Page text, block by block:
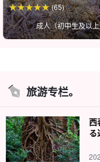
水之池瀑布位于船月（
浜港乘船或独木舟前往、
在瀑布后面划独木舟或向
成人（初中生及以
(65)
旅游专栏。
西
る